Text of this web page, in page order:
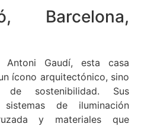
Barcelona,
Gaudí, esta casa
ícono arquitectónico, sino
sostenibilidad. Sus
sistemas de iluminación
y materiales que